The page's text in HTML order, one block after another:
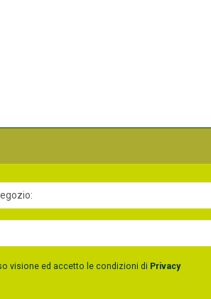
visione ed accetto le condizioni di Privacy